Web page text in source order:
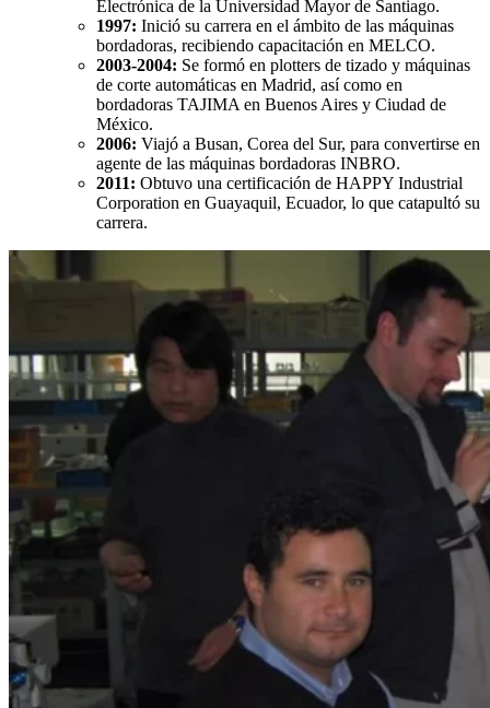
Electrónica de la Universidad Mayor de Santiago.
1997: Inició su carrera en el ámbito de las máquinas
bordadoras, recibiendo capacitación en MELCO.
2003-2004: Se formó en plotters de tizado y máquinas
de corte automáticas en Madrid, así como en
bordadoras TAJIMA en Buenos Aires y Ciudad de
México.
2006: Viajó a Busan, Corea del Sur, para convertirse en
agente de las máquinas bordadoras INBRO.
2011: Obtuvo una certificación de HAPPY Industrial
Corporation en Guayaquil, Ecuador, lo que catapultó su
carrera.